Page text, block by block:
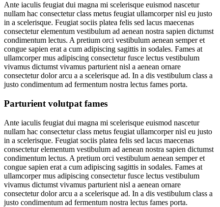
Ante iaculis feugiat dui magna mi scelerisque euismod nascetur
nullam hac consectetur class metus feugiat ullamcorper nisl eu justo
in a scelerisque. Feugiat sociis platea felis sed lacus maecenas
consectetur elementum vestibulum ad aenean nostra sapien dictumst
condimentum lectus. A pretium orci vestibulum aenean semper et
congue sapien erat a cum adipiscing sagittis in sodales. Fames at
ullamcorper mus adipiscing consectetur fusce lectus vestibulum
vivamus dictumst vivamus parturient nisl a aenean ornare
consectetur dolor arcu a a scelerisque ad. In a dis vestibulum class a
justo condimentum ad fermentum nostra lectus fames porta.
Parturient volutpat fames
Ante iaculis feugiat dui magna mi scelerisque euismod nascetur
nullam hac consectetur class metus feugiat ullamcorper nisl eu justo
in a scelerisque. Feugiat sociis platea felis sed lacus maecenas
consectetur elementum vestibulum ad aenean nostra sapien dictumst
condimentum lectus. A pretium orci vestibulum aenean semper et
congue sapien erat a cum adipiscing sagittis in sodales. Fames at
ullamcorper mus adipiscing consectetur fusce lectus vestibulum
vivamus dictumst vivamus parturient nisl a aenean ornare
consectetur dolor arcu a a scelerisque ad. In a dis vestibulum class a
justo condimentum ad fermentum nostra lectus fames porta.